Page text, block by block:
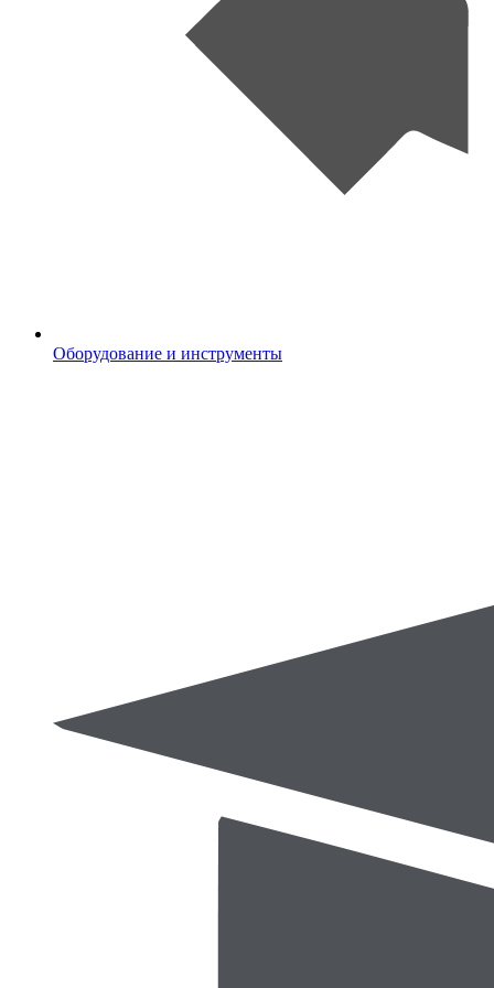
Оборудование и инструменты